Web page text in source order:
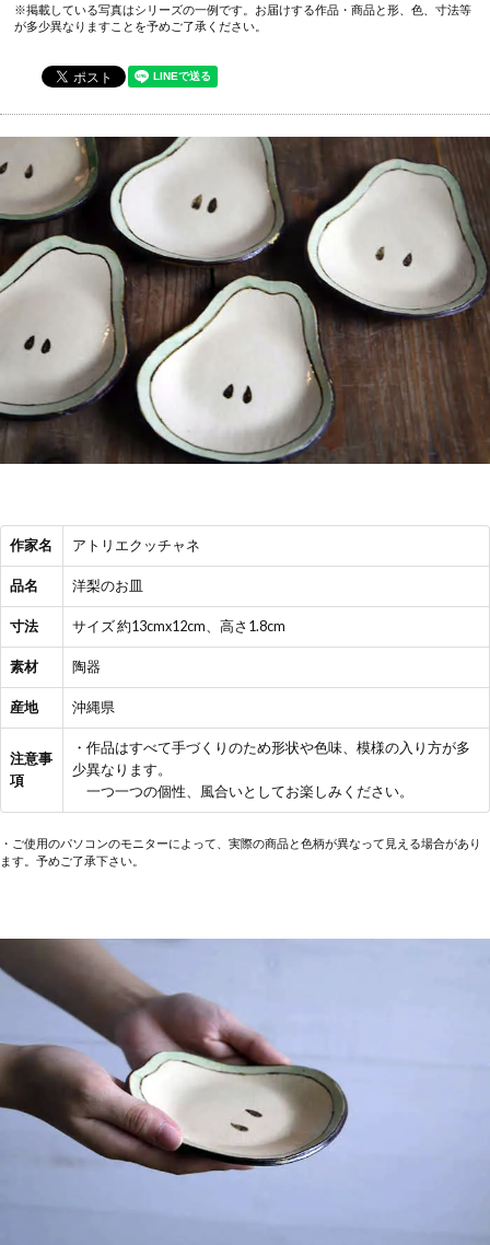
※掲載している写真はシリーズの一例です。お届けする作品・商品と形、色、寸法等
が多少異なりますことを予めご了承ください。
作家名 アトリエクッチャネ
品名 洋梨のお皿
寸法 サイズ 約13cmx12cm、高さ1.8cm
素材 陶器
産地 沖縄県
注意事
項
・作品はすべて手づくりのため形状や色味、模様の入り方が多
少異なります。
一つ一つの個性、風合いとしてお楽しみください。
・ご使用のパソコンのモニターによって、実際の商品と色柄が異なって見える場合があり
ます。予めご了承下さい。